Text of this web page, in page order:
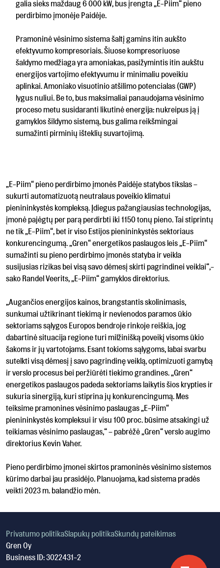
galia sieks maždaug 6 000 kW, bus įrengta „E-Piim“ pieno
perdirbimo įmonėje Paidėje.
Pramoninė vėsinimo sistema šaltį gamins itin aukšto
efektyvumo kompresoriais. Šiuose kompresoriuose
šaldymo medžiaga yra amoniakas, pasižymintis itin aukštu
energijos vartojimo efektyvumu ir minimaliu poveikiu
aplinkai. Amoniako visuotinio atšilimo potencialas (GWP)
lygus nuliui. Be to, bus maksimaliai panaudojama vėsinimo
proceso metu susidaranti likutinė energija: nukreipus ją į
gamyklos šildymo sistemą, bus galima reikšmingai
sumažinti pirminių išteklių suvartojimą.
„E-Piim“ pieno perdirbimo įmonės Paidėje statybos tikslas –
sukurti automatizuotą neutralaus poveikio klimatui
pienininkystės kompleksą. Įdiegus pažangiausias technologijas,
įmonė pajėgtų per parą perdirbti iki 1150 tonų pieno. Tai stiprintų
ne tik „E-Piim“, bet ir viso Estijos pienininkystės sektoriaus
konkurencingumą. „Gren“ energetikos paslaugos leis „E-Piim“
sumažinti su pieno perdirbimo įmonės statyba ir veikla
susijusias rizikas bei visą savo dėmesį skirti pagrindinei veiklai“,-
sako Randel Veerits, „E-Piim“ gamyklos direktorius.
„Augančios energijos kainos, brangstantis skolinimasis,
sunkumai užtikrinant tiekimą ir nevienodos paramos ūkio
sektoriams sąlygos Europos bendroje rinkoje reiškia, jog
dabartinė situacija regione turi milžinišką poveikį visoms ūkio
šakoms ir jų vartotojams. Esant tokioms sąlygoms, labai svarbu
sutelkti visą dėmesį į savo pagrindinę veiklą, optimizuoti gamybą
ir verslo procesus bei peržiūrėti tiekimo grandines. „Gren“
energetikos paslaugos padeda sektoriams laikytis šios krypties ir
sukuria sinergiją, kuri stiprina jų konkurencingumą. Mes
teiksime pramonines vėsinimo paslaugas „E-Piim“
pienininkystės kompleksui ir visu 100 proc. būsime atsakingi už
teikiamas vėsinimo paslaugas,“ – pabrėžė „Gren“ verslo augimo
direktorius Kevin Vaher.
Pieno perdirbimo įmonei skirtos pramoninės vėsinimo sistemos
kūrimo darbai jau prasidėjo. Planuojama, kad sistema pradės
veikti 2023 m. balandžio mėn.
Privatumo politikaSlapukų politikaSkundų pateikimas
Gren Oy
Business ID: 3022431-2